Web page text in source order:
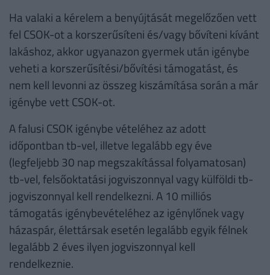
Ha valaki a kérelem a benyújtását megelőzően vett
fel CSOK-ot a korszerűsíteni és/vagy bővíteni kívánt
lakáshoz, akkor ugyanazon gyermek után igénybe
veheti a korszerűsítési/bővítési támogatást, és
nem kell levonni az összeg kiszámítása során a már
igénybe vett CSOK-ot.
A falusi CSOK igénybe vételéhez az adott
időpontban tb-vel, illetve legalább egy éve
(legfeljebb 30 nap megszakítással folyamatosan)
tb-vel, felsőoktatási jogviszonnyal vagy külföldi tb-
jogviszonnyal kell rendelkezni. A 10 milliós
támogatás igénybevételéhez az igénylőnek vagy
házaspár, élettársak esetén legalább egyik félnek
legalább 2 éves ilyen jogviszonnyal kell
rendelkeznie.